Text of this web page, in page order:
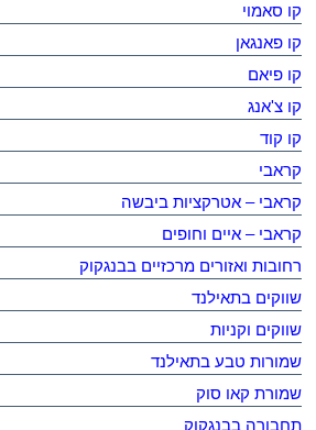
קו סאמוי
קו פאנגאן
קו פיאם
קו צ'אנג
קו קוד
קראבי
קראבי – אטרקציות ביבשה
קראבי – איים וחופים
רחובות ואזורים מרכזיים בבנגקוק
שווקים בתאילנד
שווקים וקניות
שמורות טבע בתאילנד
שמורת קאו סוק
תחבורה בבנגקוק